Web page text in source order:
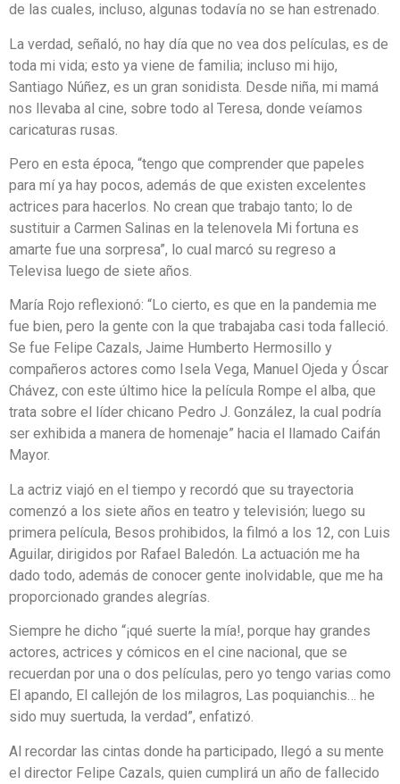
de las cuales, incluso, algunas todavía no se han estrenado.
La verdad, señaló, no hay día que no vea dos películas, es de
toda mi vida; esto ya viene de familia; incluso mi hijo,
Santiago Núñez, es un gran sonidista. Desde niña, mi mamá
nos llevaba al cine, sobre todo al Teresa, donde veíamos
caricaturas rusas.
Pero en esta época, “tengo que comprender que papeles
para mí ya hay pocos, además de que existen excelentes
actrices para hacerlos. No crean que trabajo tanto; lo de
sustituir a Carmen Salinas en la telenovela Mi fortuna es
amarte fue una sorpresa”, lo cual marcó su regreso a
Televisa luego de siete años.
María Rojo reflexionó: “Lo cierto, es que en la pandemia me
fue bien, pero la gente con la que trabajaba casi toda falleció.
Se fue Felipe Cazals, Jaime Humberto Hermosillo y
compañeros actores como Isela Vega, Manuel Ojeda y Óscar
Chávez, con este último hice la película Rompe el alba, que
trata sobre el líder chicano Pedro J. González, la cual podría
ser exhibida a manera de homenaje” hacia el llamado Caifán
Mayor.
La actriz viajó en el tiempo y recordó que su trayectoria
comenzó a los siete años en teatro y televisión; luego su
primera película, Besos prohibidos, la filmó a los 12, con Luis
Aguilar, dirigidos por Rafael Baledón. La actuación me ha
dado todo, además de conocer gente inolvidable, que me ha
proporcionado grandes alegrías.
Siempre he dicho “¡qué suerte la mía!, porque hay grandes
actores, actrices y cómicos en el cine nacional, que se
recuerdan por una o dos películas, pero yo tengo varias como
El apando, El callejón de los milagros, Las poquianchis… he
sido muy suertuda, la verdad”, enfatizó.
Al recordar las cintas donde ha participado, llegó a su mente
el director Felipe Cazals, quien cumplirá un año de fallecido